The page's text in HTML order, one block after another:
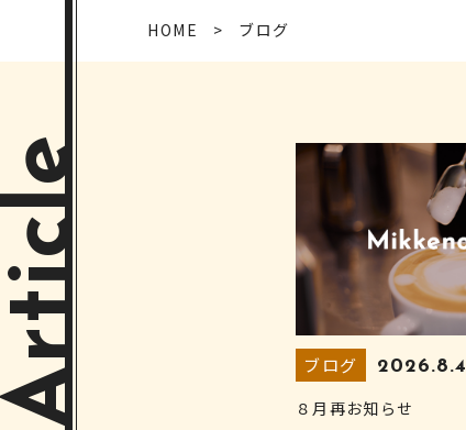
HOME ブログ
Article ブログ 2026.8.4
８月再お知らせ